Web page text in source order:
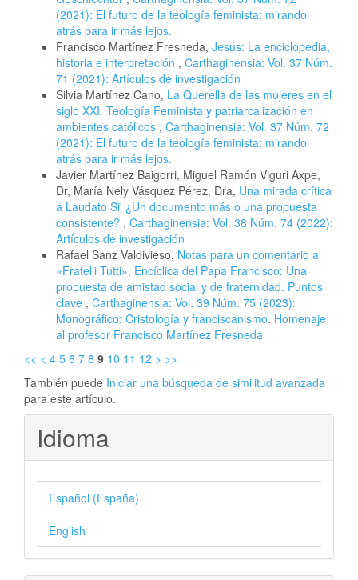
(2021): El futuro de la teología feminista: mirando
atrás para ir más lejos.
Francisco Martínez Fresneda, Jesús: La enciclopedia,
historia e interpretación , Carthaginensia: Vol. 37 Núm.
71 (2021): Artículos de investigación
Silvia Martínez Cano, La Querella de las mujeres en el
siglo XXI. Teología Feminista y patriarcalización en
ambientes católicos , Carthaginensia: Vol. 37 Núm. 72
(2021): El futuro de la teología feminista: mirando
atrás para ir más lejos.
Javier Martínez Baigorri, Miguel Ramón Viguri Axpe,
Dr, María Nely Vásquez Pérez, Dra, Una mirada crítica
a Laudato Si' ¿Un documento más o una propuesta
consistente? , Carthaginensia: Vol. 38 Núm. 74 (2022):
Artículos de investigación
Rafael Sanz Valdivieso, Notas para un comentario a
«Fratelli Tutti», Encíclica del Papa Francisco: Una
propuesta de amistad social y de fraternidad. Puntos
clave , Carthaginensia: Vol. 39 Núm. 75 (2023):
Monográfico: Cristología y franciscanismo. Homenaje
al profesor Francisco Martínez Fresneda
<< < 4 5 6 7 8 9 10 11 12 > >>
También puede Iniciar una búsqueda de similitud avanzada
para este artículo.
Idioma
Español (España)
English